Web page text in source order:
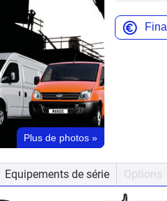
Plus de photos »
Equipements de série Options